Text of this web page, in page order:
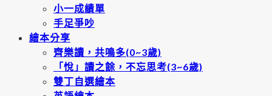
小一成績單
手足爭吵
繪本分享
齊樂讀，共鳴多(0~3歲)
「悅」讀之餘，不忘思考(3~6歲)
雙丁自選繪本